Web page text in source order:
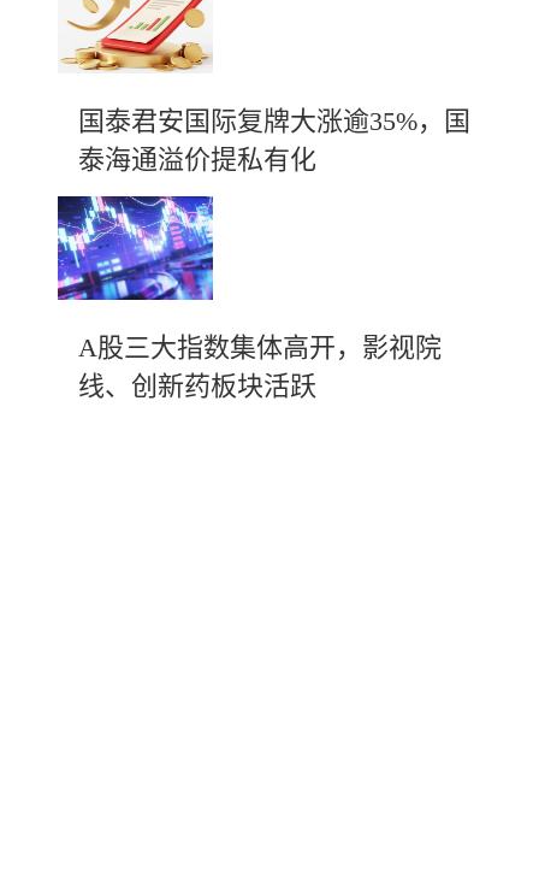
国泰君安国际复牌大涨逾35%，国
泰海通溢价提私有化
A股三大指数集体高开，影视院
线、创新药板块活跃